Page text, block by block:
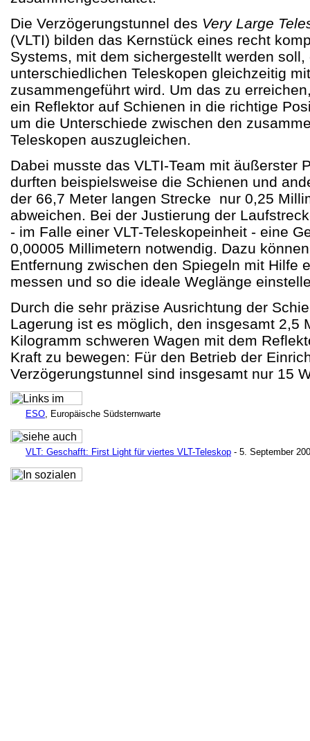
Die Verzögerungstunnel des Very Large
(VLTI) bilden das Kernstück eines recht
Systems, mit dem sichergestellt werden
unterschiedlichen Teleskopen gleichzeitig
zusammengeführt wird. Um das zu
ein Reflektor auf Schienen in die richtige
um die Unterschiede zwischen den
Teleskopen auszugleichen.
Dabei musste das VLTI-Team mit äußerster
durften beispielsweise die Schienen und
der 66,7 Meter langen Strecke nur 0,25
abweichen. Bei der Justierung der
- im Falle einer VLT-Teleskopeinheit - eine
0,00005 Millimetern notwendig. Dazu
Entfernung zwischen den Spiegeln mit Hilfe
messen und so die ideale Weglänge
Durch die sehr präzise Ausrichtung der
Lagerung ist es möglich, den insgesamt 2,5
Kilogramm schweren Wagen mit dem
Kraft zu bewegen: Für den Betrieb der
Verzögerungstunnel sind insgesamt nur 15
ESO, Europäische Südsternwarte
VLT: Geschafft: First Light für viertes VLT-Teleskop - 5. September